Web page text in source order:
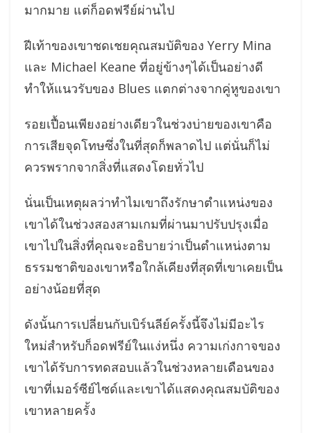
มากมาย แต่ก็อดฟรีย์ผ่านไป
ฝีเท้าของเขาชดเชยคุณสมบัติของ Yerry Mina
และ Michael Keane ที่อยู่ข้างๆได้เป็นอย่างดี
ทำให้แนวรับของ Blues แตกต่างจากคู่หูของเขา
รอยเปื้อนเพียงอย่างเดียวในช่วงบ่ายของเขาคือ
การเสียจุดโทษซึ่งในที่สุดก็พลาดไป แต่นั่นก็ไม่
ควรพรากจากสิ่งที่แสดงโดยทั่วไป
นั่นเป็นเหตุผลว่าทำไมเขาถึงรักษาตำแหน่งของ
เขาได้ในช่วงสองสามเกมที่ผ่านมาปรับปรุงเมื่อ
เขาไปในสิ่งที่คุณจะอธิบายว่าเป็นตำแหน่งตาม
ธรรมชาติของเขาหรือใกล้เคียงที่สุดที่เขาเคยเป็น
อย่างน้อยที่สุด
ดังนั้นการเปลี่ยนกับเบิร์นลีย์ครั้งนี้จึงไม่มีอะไร
ใหม่สำหรับก็อดฟรีย์ในแง่หนึ่ง ความเก่งกาจของ
เขาได้รับการทดสอบแล้วในช่วงหลายเดือนของ
เขาที่เมอร์ซีย์ไซด์และเขาได้แสดงคุณสมบัติของ
เขาหลายครั้ง